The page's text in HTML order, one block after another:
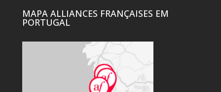
MAPA ALLIANCES FRANÇAISES EM
PORTUGAL